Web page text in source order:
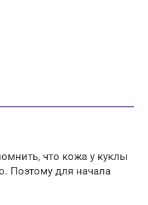
что кожа у куклы
Поэтому для начала